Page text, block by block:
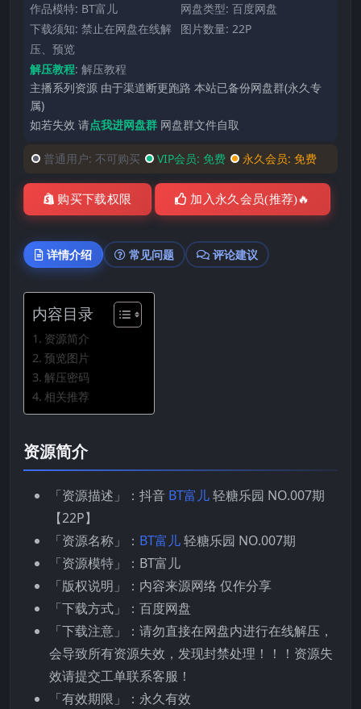
作品模特: BT富儿
网盘类型: 百度网盘
下载须知: 禁止在网盘在线解
压、预览
图片数量: 22P
解压教程: 解压教程
主播系列资源 由于渠道断更跑路 本站已备份网盘群(永久专
属)
如若失效 请点我进网盘群 网盘群文件自取
普通用户: 不可购买 VIP会员: 免费 永久会员: 免费
购买下载权限 加入永久会员(推荐)🔥
详情介绍 常见问题 评论建议
内容目录
资源简介
预览图片
解压密码
相关推荐
资源简介
「资源描述」：抖音 BT富儿轻糖乐园 NO.007期
【22P】
「资源名称」： BT富儿轻糖乐园 NO.007期
「资源模特」：BT富儿
「版权说明」：内容来源网络 仅作分享
「下载方式」：百度网盘
「下载注意」：请勿直接在网盘内进行在线解压，
会导致所有资源失效，发现封禁处理！！！资源失
效请提交工单联系客服！
「有效期限」：永久有效